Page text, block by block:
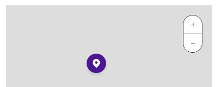
+
−